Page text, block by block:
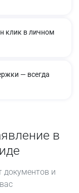
клик в личном
— всегда
в
и